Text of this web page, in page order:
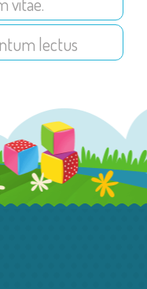
lectus